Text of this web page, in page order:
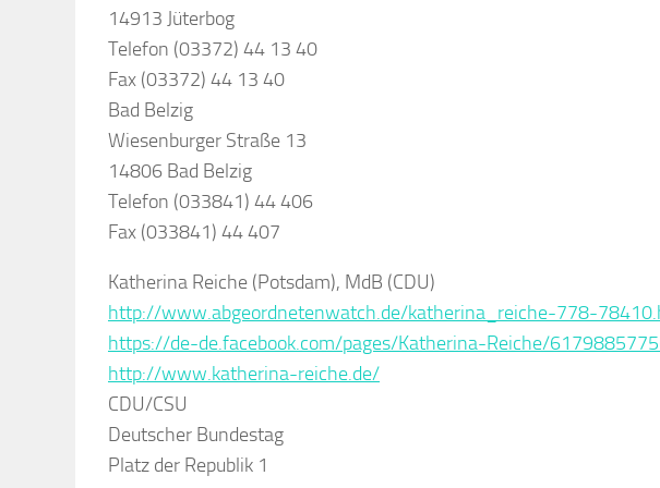
14913 Jüterbog
Telefon (03372) 44 13 40
Fax (03372) 44 13 40
Bad Belzig
Wiesenburger Straße 13
14806 Bad Belzig
Telefon (033841) 44 406
Fax (033841) 44 407
Katherina Reiche (Potsdam), MdB (CDU)
http://www.abgeordnetenwatch.de/katherina_reiche-778-
https://de-de.facebook.com/pages/Katherina-Reiche/
http://www.katherina-reiche.de/
CDU/CSU
Deutscher Bundestag
Platz der Republik 1